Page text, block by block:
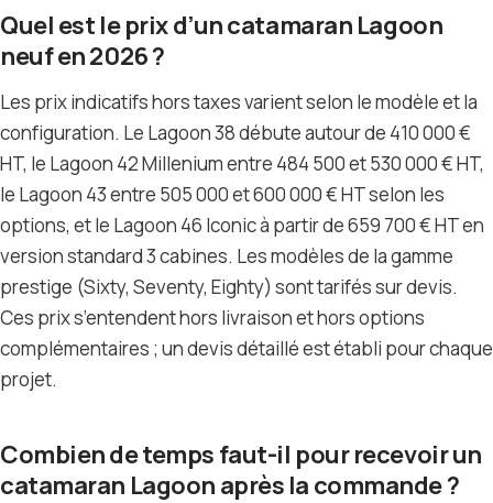
Quel est le prix d’un catamaran Lagoon
neuf en 2026 ?
Les prix indicatifs hors taxes varient selon le modèle et la
configuration. Le Lagoon 38 débute autour de 410 000 €
HT, le Lagoon 42 Millenium entre 484 500 et 530 000 € HT,
le Lagoon 43 entre 505 000 et 600 000 € HT selon les
options, et le Lagoon 46 Iconic à partir de 659 700 € HT en
version standard 3 cabines. Les modèles de la gamme
prestige (Sixty, Seventy, Eighty) sont tarifés sur devis.
Ces prix s’entendent hors livraison et hors options
complémentaires ; un devis détaillé est établi pour chaque
projet.
Combien de temps faut-il pour recevoir un
catamaran Lagoon après la commande ?